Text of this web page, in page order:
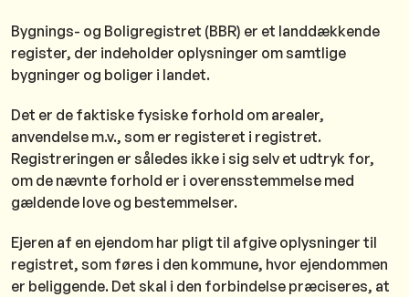
Bygnings- og Boligregistret (BBR) er et landdækkende
register, der indeholder oplysninger om samtlige
bygninger og boliger i landet.
Det er de faktiske fysiske forhold om arealer,
anvendelse m.v., som er registeret i registret.
Registreringen er således ikke i sig selv et udtryk for,
om de nævnte forhold er i overensstemmelse med
gældende love og bestemmelser.
Ejeren af en ejendom har pligt til afgive oplysninger til
registret, som føres i den kommune, hvor ejendommen
er beliggende. Det skal i den forbindelse præciseres, at